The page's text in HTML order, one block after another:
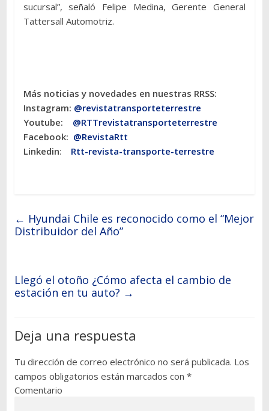
sucursal”, señaló Felipe Medina, Gerente General
Tattersall Automotriz.
Más noticias y novedades en nuestras RRSS:
Instagram: @revistatransporteterrestre
Youtube: @RTTrevistatransporteterrestre
Facebook: @RevistaRtt
Linkedin: Rtt-revista-transporte-terrestre
← Hyundai Chile es reconocido como el “Mejor
Distribuidor del Año”
Llegó el otoño ¿Cómo afecta el cambio de
estación en tu auto? →
Deja una respuesta
Tu dirección de correo electrónico no será publicada. Los
campos obligatorios están marcados con *
Comentario